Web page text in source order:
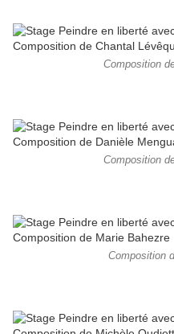
Composition
Composition
Composition